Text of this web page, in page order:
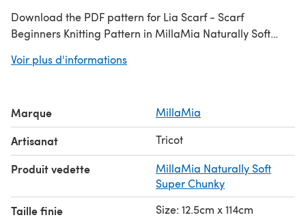
Download the PDF pattern for Lia Scarf - Scarf
Beginners Knitting Pattern in MillaMia Naturally Soft
knitting for beginners guide
Voir plus d'informations
Marque MillaMia
Artisanat Tricot
Produit vedette
MillaMia Naturally Soft
Super Chunky
Taille finie Size: 12.5cm x 114cm